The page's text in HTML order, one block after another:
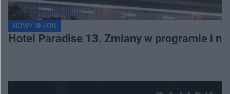
NOWY SEZON
Hotel Paradise 13. Zmiany w programie i